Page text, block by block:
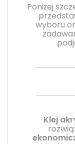
Poniżej
wyboru
Klej